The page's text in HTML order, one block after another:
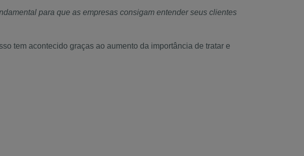
para que as empresas consigam entender seus clientes
tem acontecido graças ao aumento da importância de tratar e